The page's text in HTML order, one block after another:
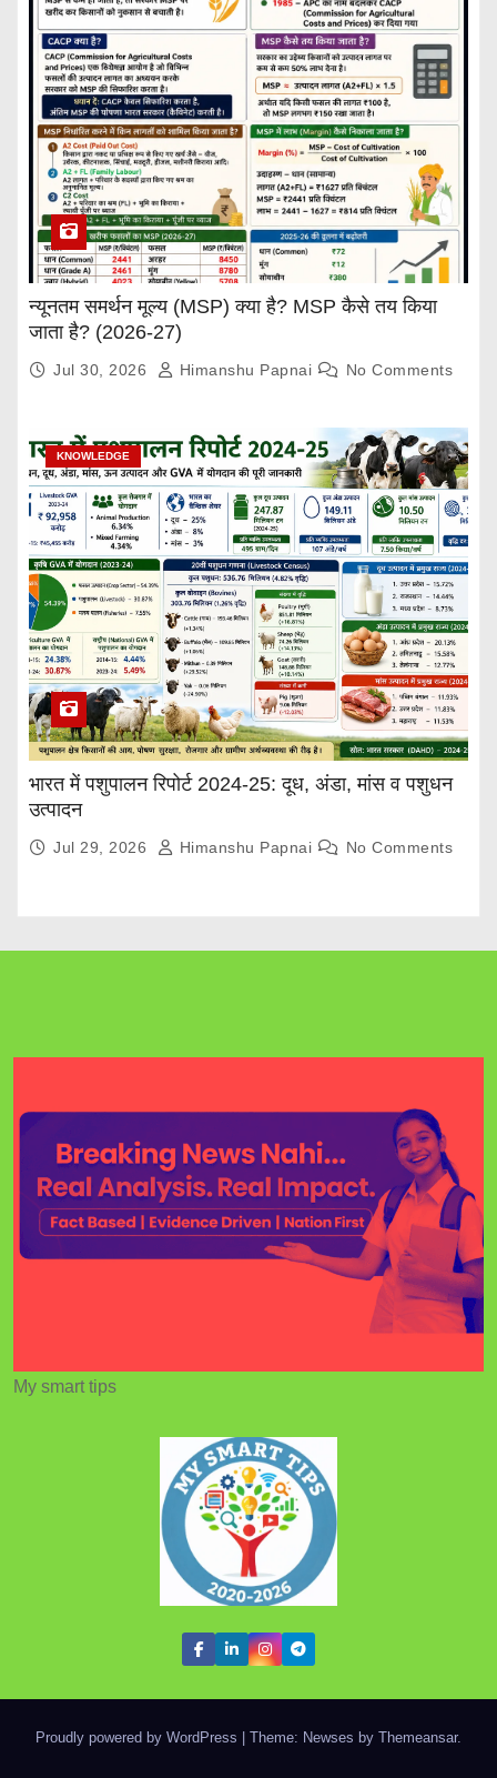
न्यूनतम समर्थन मूल्य (MSP) क्या है? MSP कैसे तय किया
जाता है? (2026-27)
Jul 30, 2026 Himanshu Papnai No Comments
KNOWLEDGE
भारत में पशुपालन रिपोर्ट 2024-25: दूध, अंडा, मांस व पशुधन
उत्पादन
Jul 29, 2026 Himanshu Papnai No Comments
My smart tips
Proudly powered by WordPress Theme: Newses by Themeansar.